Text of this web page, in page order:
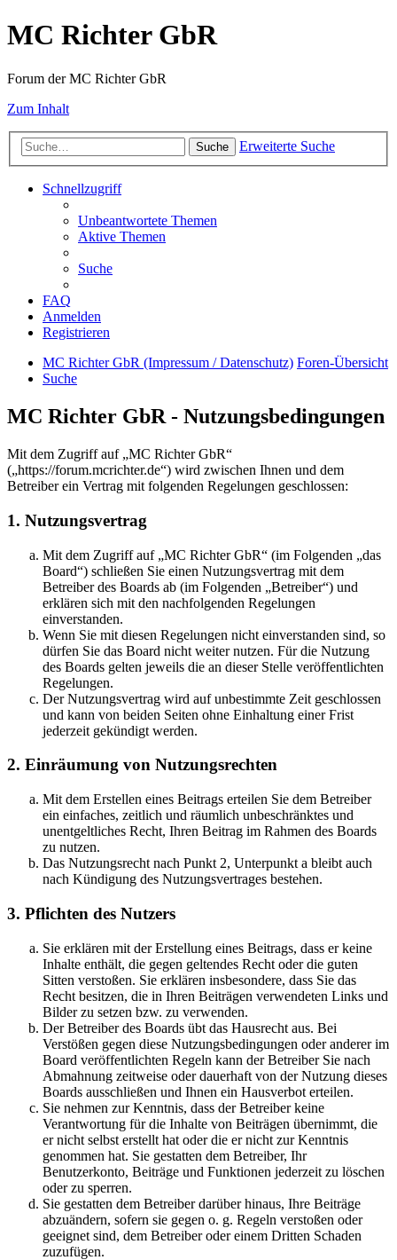
MC Richter GbR
Forum der MC Richter GbR
Zum Inhalt
Suche Erweiterte Suche
Schnellzugriff
Unbeantwortete Themen
Aktive Themen
Suche
FAQ
Anmelden
Registrieren
MC Richter GbR (Impressum / Datenschutz) Foren-Übersicht
Suche
MC Richter GbR - Nutzungsbedingungen
Mit dem Zugriff auf „MC Richter GbR“
(„https://forum.mcrichter.de“) wird zwischen Ihnen und dem
Betreiber ein Vertrag mit folgenden Regelungen geschlossen:
1. Nutzungsvertrag
Mit dem Zugriff auf „MC Richter GbR“ (im Folgenden „das
Board“) schließen Sie einen Nutzungsvertrag mit dem
Betreiber des Boards ab (im Folgenden „Betreiber“) und
erklären sich mit den nachfolgenden Regelungen
einverstanden.
Wenn Sie mit diesen Regelungen nicht einverstanden sind, so
dürfen Sie das Board nicht weiter nutzen. Für die Nutzung
des Boards gelten jeweils die an dieser Stelle veröffentlichten
Regelungen.
Der Nutzungsvertrag wird auf unbestimmte Zeit geschlossen
und kann von beiden Seiten ohne Einhaltung einer Frist
jederzeit gekündigt werden.
2. Einräumung von Nutzungsrechten
Mit dem Erstellen eines Beitrags erteilen Sie dem Betreiber
ein einfaches, zeitlich und räumlich unbeschränktes und
unentgeltliches Recht, Ihren Beitrag im Rahmen des Boards
zu nutzen.
Das Nutzungsrecht nach Punkt 2, Unterpunkt a bleibt auch
nach Kündigung des Nutzungsvertrages bestehen.
3. Pflichten des Nutzers
Sie erklären mit der Erstellung eines Beitrags, dass er keine
Inhalte enthält, die gegen geltendes Recht oder die guten
Sitten verstoßen. Sie erklären insbesondere, dass Sie das
Recht besitzen, die in Ihren Beiträgen verwendeten Links und
Bilder zu setzen bzw. zu verwenden.
Der Betreiber des Boards übt das Hausrecht aus. Bei
Verstößen gegen diese Nutzungsbedingungen oder anderer im
Board veröffentlichten Regeln kann der Betreiber Sie nach
Abmahnung zeitweise oder dauerhaft von der Nutzung dieses
Boards ausschließen und Ihnen ein Hausverbot erteilen.
Sie nehmen zur Kenntnis, dass der Betreiber keine
Verantwortung für die Inhalte von Beiträgen übernimmt, die
er nicht selbst erstellt hat oder die er nicht zur Kenntnis
genommen hat. Sie gestatten dem Betreiber, Ihr
Benutzerkonto, Beiträge und Funktionen jederzeit zu löschen
oder zu sperren.
Sie gestatten dem Betreiber darüber hinaus, Ihre Beiträge
abzuändern, sofern sie gegen o. g. Regeln verstoßen oder
geeignet sind, dem Betreiber oder einem Dritten Schaden
zuzufügen.